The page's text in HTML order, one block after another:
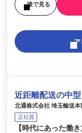
後で見る
ア
近距離配送の中
北通株式会社 埼玉輸送本
正社員
【時代にあった働